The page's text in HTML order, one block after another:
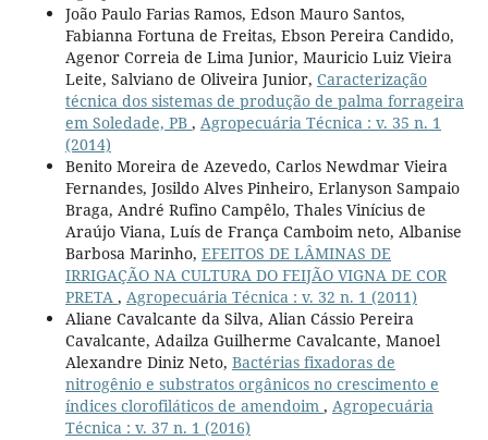
João Paulo Farias Ramos, Edson Mauro Santos,
Fabianna Fortuna de Freitas, Ebson Pereira Candido,
Agenor Correia de Lima Junior, Mauricio Luiz Vieira
Leite, Salviano de Oliveira Junior, Caracterização
técnica dos sistemas de produção de palma forrageira
em Soledade, PB , Agropecuária Técnica : v. 35 n. 1
(2014)
Benito Moreira de Azevedo, Carlos Newdmar Vieira
Fernandes, Josildo Alves Pinheiro, Erlanyson Sampaio
Braga, André Rufino Campêlo, Thales Vinícius de
Araújo Viana, Luís de França Camboim neto, Albanise
Barbosa Marinho, EFEITOS DE LÂMINAS DE
IRRIGAÇÃO NA CULTURA DO FEIJÃO VIGNA DE COR
PRETA , Agropecuária Técnica : v. 32 n. 1 (2011)
Aliane Cavalcante da Silva, Alian Cássio Pereira
Cavalcante, Adailza Guilherme Cavalcante, Manoel
Alexandre Diniz Neto, Bactérias fixadoras de
nitrogênio e substratos orgânicos no crescimento e
índices clorofiláticos de amendoim , Agropecuária
Técnica : v. 37 n. 1 (2016)